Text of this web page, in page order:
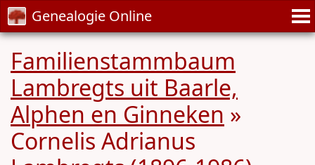
Genealogie Online
Familienstammbaum
Lambregts uit Baarle,
Alphen en Ginneken »
Cornelis Adrianus